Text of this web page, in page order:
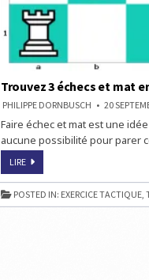
Trouvez 3 échecs et mat
PHILIPPE DORNBUSCH 20
Faire échec et mat est une
aucune possibilité pour parer
LIRETROUVEZ
ÉCHECS
ET
MAT
EN
POSTED IN: EXERCICE TACTIQUE,